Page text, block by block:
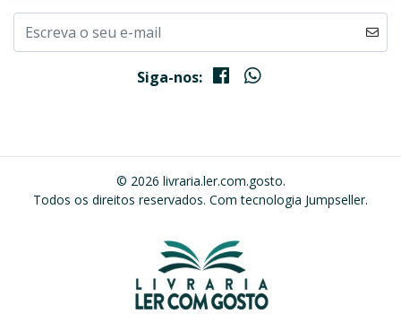
Siga-nos:
© 2026 livraria.ler.com.gosto.
Todos os direitos reservados. Com tecnologia Jumpseller.